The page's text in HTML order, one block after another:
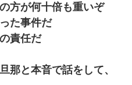
方が何十倍も重いぞ
た事件だ
責任だ
那と本音で話をして、